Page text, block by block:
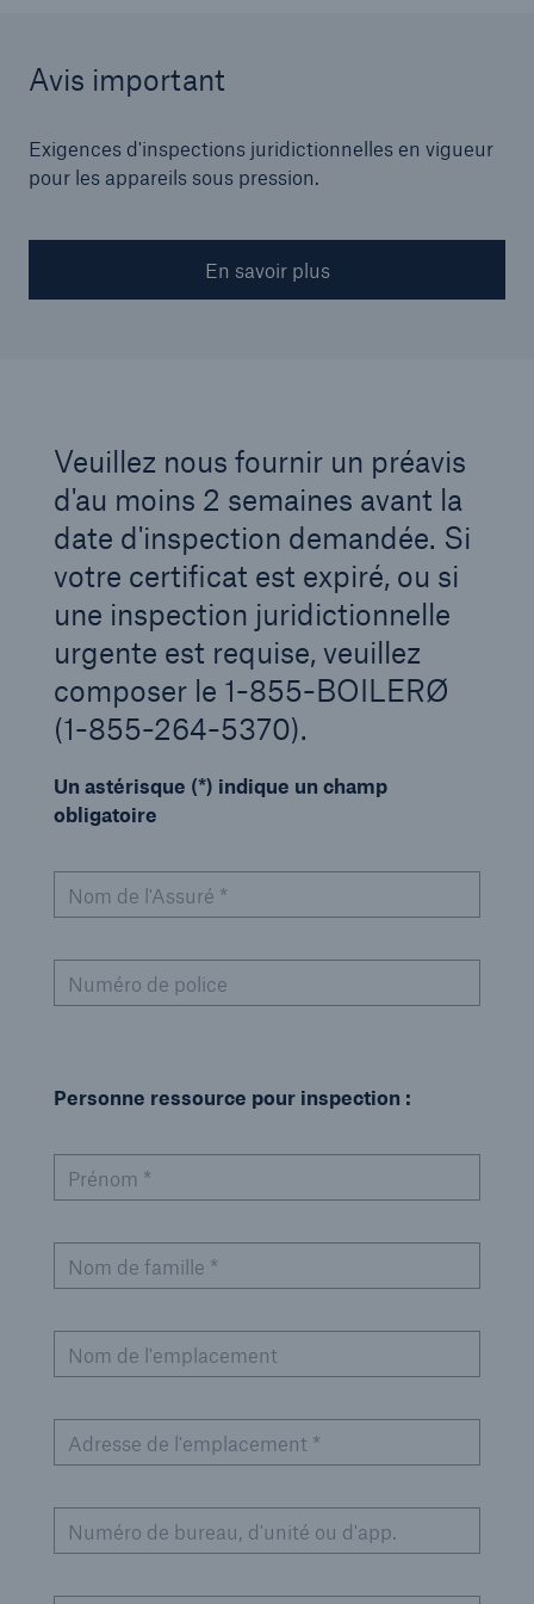
Avis important
Exigences d'inspections juridictionnelles en vigueur
pour les appareils sous pression.
En savoir plus
Veuillez nous fournir un préavis
d'au moins 2 semaines avant la
date d'inspection demandée. Si
votre certificat est expiré, ou si
une inspection juridictionnelle
urgente est requise, veuillez
composer le 1-855-BOILERØ
(1-855-264-5370).
Un astérisque (*) indique un champ
obligatoire
Nom de l'Assuré *
Numéro de police
Personne ressource pour inspection :
Prénom *
Nom de famille *
Nom de l'emplacement
Adresse de l'emplacement *
Numéro de bureau, d'unité ou d'app.